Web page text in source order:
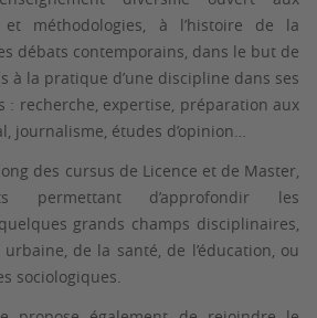
méthodologies, à l’histoire de la
débats contemporains, dans le but de
à la pratique d’une discipline dans ses
: recherche, expertise, préparation aux
journalisme, études d’opinion…
des cursus de Licence et de Master,
permettant d’approfondir les
grands champs disciplinaires,
de la santé, de l’éducation, ou
sociologiques.